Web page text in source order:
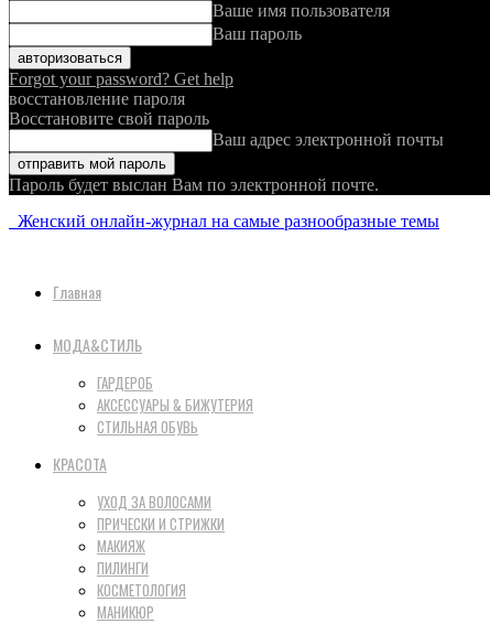
Ваше имя пользователя
Ваш пароль
Forgot your password? Get help
восстановление пароля
Восстановите свой пароль
Ваш адрес электронной почты
Пароль будет выслан Вам по электронной почте.
Женский онлайн-журнал на самые разнообразные темы
Главная
МОДА&СТИЛЬ
ГАРДЕРОБ
АКСЕССУАРЫ & БИЖУТЕРИЯ
СТИЛЬНАЯ ОБУВЬ
КРАСОТА
УХОД ЗА ВОЛОСАМИ
ПРИЧЕСКИ И СТРИЖКИ
МАКИЯЖ
ПИЛИНГИ
КОСМЕТОЛОГИЯ
МАНИКЮР